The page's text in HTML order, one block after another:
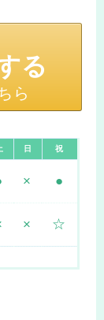
る
ら
日 祝
× ●
× ☆